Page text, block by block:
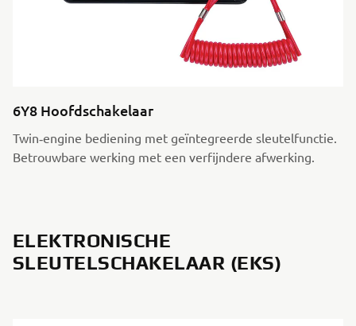
6Y8 Hoofdschakelaar
Twin‑engine bediening met geïntegreerde sleutel­functie.
Betrouwbare werking met een verfijndere afwerking.
ELEKTRONISCHE
SLEUTELSCHAKELAAR (EKS)